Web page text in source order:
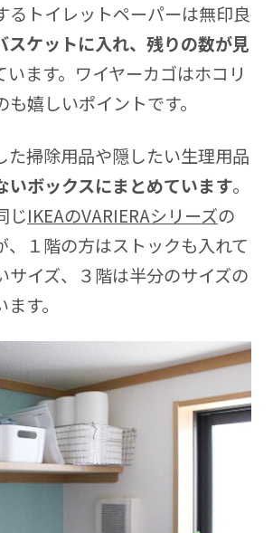
るトイレットペーパーは無印良
スケットに入れ、残りの数が見
います。ワイヤーカゴはホコリ
嬉しいポイントです。
た掃除用品や隠したい生理用品
いボックスにまとめています。
じIKEAのVARIERAシリーズの
、１階の方はストックも入れて
サイズ、３階は半分のサイズの
す。